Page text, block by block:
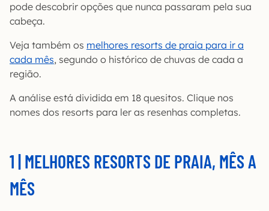
pode descobrir opções que nunca passaram pela sua
cabeça.
Veja também os melhores resorts de praia para ir a
cada mês, segundo o histórico de chuvas de cada a
região.
A análise está dividida em 18 quesitos. Clique nos
nomes dos resorts para ler as resenhas completas.
1 | MELHORES RESORTS DE PRAIA, MÊS A
MÊS